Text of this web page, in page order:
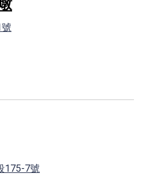
175-7號